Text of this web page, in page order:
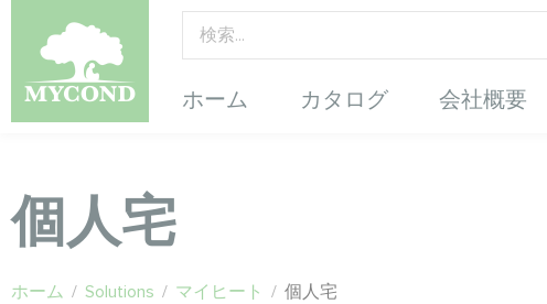
ホーム カタログ 会社概要
個人宅
ホーム / Solutions / マイヒート / 個人宅